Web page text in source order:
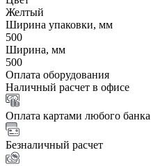
Желтый
Ширина упаковки, мм
500
Ширина, мм
500
Оплата оборудования
Наличный расчет в офисе
Оплата картами любого банка
Безналичный расчет